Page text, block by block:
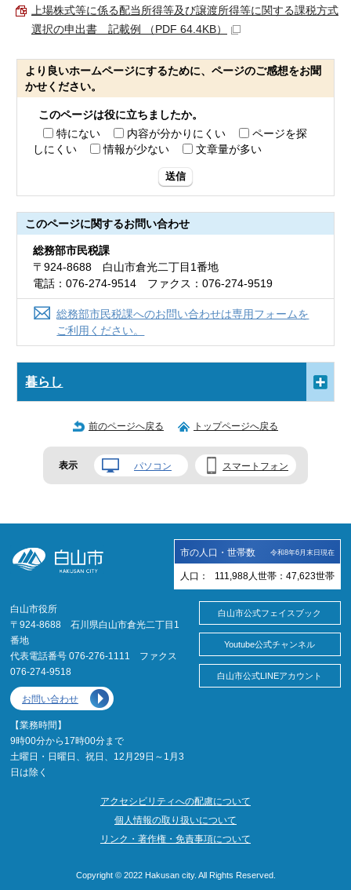
上場株式等に係る配当所得等及び譲渡所得等に関する課税方式
選択の申出書 記載例 （PDF 64.4KB）
より良いホームページにするために、ページのご感想をお聞
かせください。
このページは役に立ちましたか。
特にない
内容が分かりにくい
ページを探
しにくい
情報が少ない 文章量が多い
送信
このページに関するお問い合わせ
総務部市民税課
〒924-8688 白山市倉光二丁目1番地
電話：076-274-9514 ファクス：076-274-9519
総務部市民税課へのお問い合わせは専用フォームを
ご利用ください。
暮らし
前のページへ戻る トップページへ戻る
表示 パソコン スマートフォン
市の人口・世帯数 令和8年6月末日現在
人口： 111,988 人 世帯： 47,623世帯
白山市役所
〒924-8688 石川県白山市倉光二丁目1
番地
代表電話番号 076-276-1111 ファクス
076-274-9518
お問い合わせ
【業務時間】
9時00分から17時00分まで
土曜日・日曜日、祝日、12月29日～1月3
日は除く
白山市公式フェイスブック
Youtube公式チャンネル
白山市公式LINEアカウント
アクセシビリティへの配慮について
個人情報の取り扱いについて
リンク・著作権・免責事項について
Copyright © 2022 Hakusan city. All Rights Reserved.